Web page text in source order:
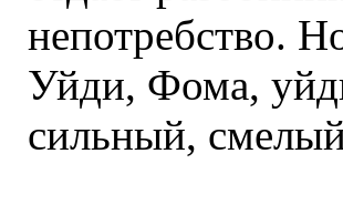
непотребство.
Уйди, Фома,
сильный,